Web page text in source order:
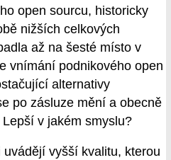
open sourcu, historicky
nižších celkových
až na šesté místo v
vnímání podnikového open
alternativy
po zásluze mění a obecně
v jakém smyslu?
vyšší kvalitu, kterou